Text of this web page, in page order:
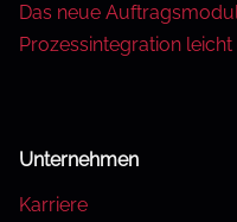
Das neue
Prozessintegration
Unternehmen
Karriere